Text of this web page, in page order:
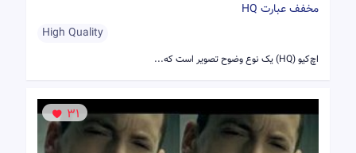
مخفف عبارت HQ
High Quality
اچ‌کیو (HQ) یک نوع وضوح تصویر است که...
31